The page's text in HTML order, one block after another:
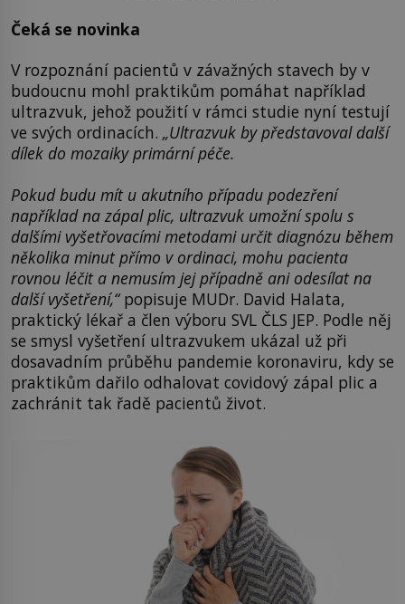
Čeká se novinka
V rozpoznání pacientů v závažných stavech by v
budoucnu mohl praktikům pomáhat například
ultrazvuk, jehož použití v rámci studie nyní testují
ve svých ordinacích. „Ultrazvuk by představoval další
dílek do mozaiky primární péče.
Pokud budu mít u akutního případu podezření
například na zápal plic, ultrazvuk umožní spolu s
dalšími vyšetřovacími metodami určit diagnózu během
několika minut přímo v ordinaci, mohu pacienta
rovnou léčit a nemusím jej případně ani odesílat na
další vyšetření,“popisuje MUDr. David Halata,
praktický lékař a člen výboru SVL ČLS JEP. Podle něj
se smysl vyšetření ultrazvukem ukázal už při
dosavadním průběhu pandemie koronaviru, kdy se
praktikům dařilo odhalovat covidový zápal plic a
zachránit tak řadě pacientů život.